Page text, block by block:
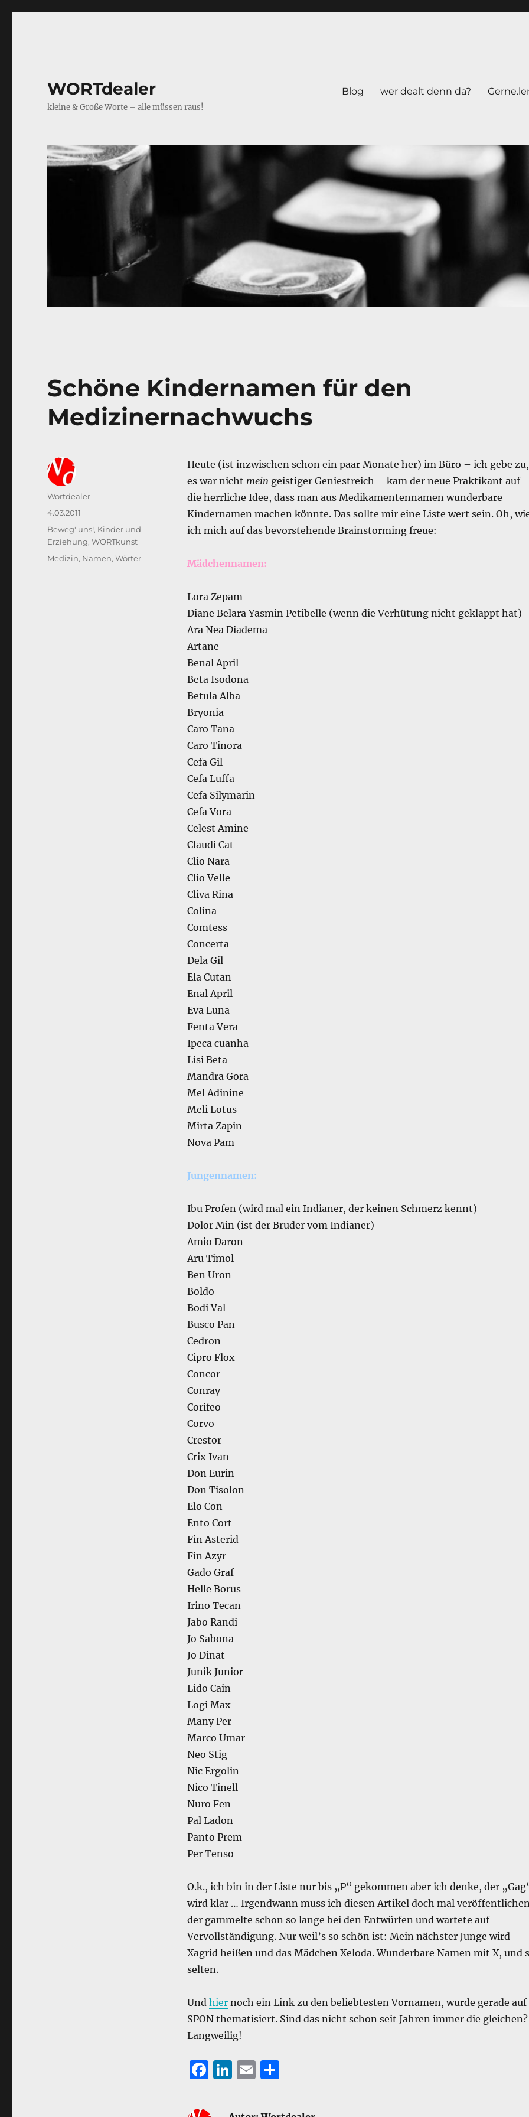
WORTdealer
kleine & Große Worte – alle müssen raus!
Blog wer dealt denn da?
Schöne Kindernamen für den
Medizinernachwuchs
Heute (ist inzwischen schon ein paar Monate her) im Büro – ich gebe zu,
es war nicht mein geistiger Geniestreich – kam der neue Praktikant auf
die herrliche Idee, dass man aus Medikamentennamen wunderbare
Kindernamen machen könnte. Das sollte mir eine Liste wert sein. Oh,
ich mich auf das bevorstehende Brainstorming freue:
Mädchennamen:
Lora Zepam
Diane Belara Yasmin Petibelle (wenn die Verhütung nicht geklappt hat)
Ara Nea Diadema
Artane
Benal April
Beta Isodona
Betula Alba
Bryonia
Caro Tana
Caro Tinora
Cefa Gil
Cefa Luffa
Cefa Silymarin
Cefa Vora
Celest Amine
Claudi Cat
Clio Nara
Clio Velle
Cliva Rina
Colina
Comtess
Concerta
Dela Gil
Ela Cutan
Enal April
Eva Luna
Fenta Vera
Ipeca cuanha
Lisi Beta
Mandra Gora
Mel Adinine
Meli Lotus
Mirta Zapin
Nova Pam
Jungennamen:
Ibu Profen (wird mal ein Indianer, der keinen Schmerz kennt)
Dolor Min (ist der Bruder vom Indianer)
Amio Daron
Aru Timol
Ben Uron
Boldo
Bodi Val
Busco Pan
Cedron
Cipro Flox
Concor
Conray
Corifeo
Corvo
Crestor
Crix Ivan
Don Eurin
Don Tisolon
Elo Con
Ento Cort
Fin Asterid
Fin Azyr
Gado Graf
Helle Borus
Irino Tecan
Jabo Randi
Jo Sabona
Jo Dinat
Junik Junior
Lido Cain
Logi Max
Many Per
Marco Umar
Neo Stig
Nic Ergolin
Nico Tinell
Nuro Fen
Pal Ladon
Panto Prem
Per Tenso
O.k., ich bin in der Liste nur bis „P“ gekommen aber ich denke, der
wird klar … Irgendwann muss ich diesen Artikel doch mal
der gammelte schon so lange bei den Entwürfen und wartete auf
Vervollständigung. Nur weil’s so schön ist: Mein nächster Junge wird
Xagrid heißen und das Mädchen Xeloda. Wunderbare Namen mit X, und
selten.
Und hiernoch ein Link zu den beliebtesten Vornamen, wurde gerade auf
SPON thematisiert. Sind das nicht schon seit Jahren immer die gleichen?
Langweilig!
F
a
c
Li
n
k
E
m
ai
T
ei
le
Autor
Wortdealer
Veröffentlicht
4.03.2011
Kategorien
Beweg' uns!, Kinder und
Erziehung,WORTkunst
Schlagwörter
Medizin, Namen,Wörter